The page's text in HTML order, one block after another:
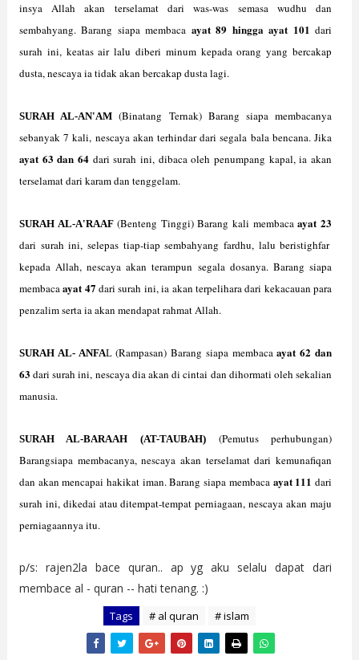
insya Allah akan terselamat dari was-was semasa wudhu dan
sembahyang. Barang siapa membaca ayat 89 hingga ayat 101 dari
surah ini, keatas air lalu diberi minum kepada orang yang bercakap
dusta, nescaya ia tidak akan bercakap dusta lagi.
SURAH AL-AN'AM (Binatang Ternak) Barang siapa membacanya
sebanyak 7 kali, nescaya akan terhindar dari segala bala bencana. Jika
ayat 63 dan 64 dari surah ini, dibaca oleh penumpang kapal, ia akan
terselamat dari karam dan tenggelam.
SURAH AL-A'RAAF(Benteng Tinggi) Barang kali membacaayat 23
dari surah ini, selepas tiap-tiap sembahyang fardhu, lalu beristighfar
kepada Allah, nescaya akan terampun segala dosanya. Barang siapa
membacaayat 47dari surah ini, ia akan terpelihara dari kekacauan para
penzalim serta ia akan mendapat rahmat Allah.
SURAH AL- ANFAL(Rampasan) Barang siapa membacaayat 62 dan
63 dari surah ini, nescaya dia akan di cintai dan dihormati oleh sekalian
manusia.
SURAH AL-BARAAH (AT-TAUBAH) (Pemutus perhubungan)
Barangsiapa membacanya, nescaya akan terselamat dari kemunafiqan
dan akan mencapai hakikat iman. Barang siapa membaca ayat 111 dari
surah ini, dikedai atau ditempat-tempat perniagaan, nescaya akan maju
perniagaannya itu.
p/s: rajen2la bace quran.. ap yg aku selalu dapat dari
membace al - quran -- hati tenang. :)
Tags # al quran # islam